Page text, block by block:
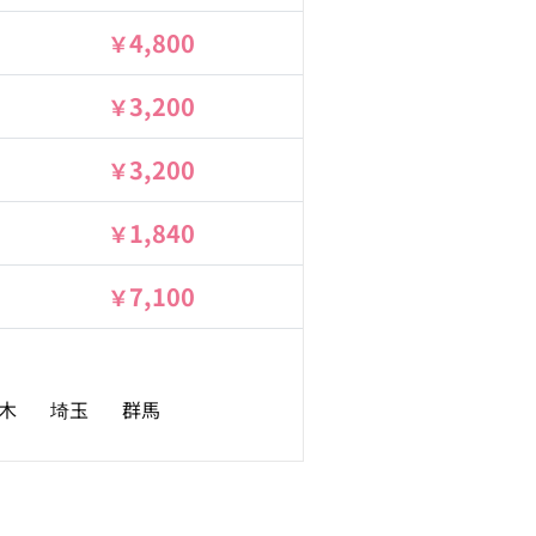
4,800
3,200
3,200
1,840
7,100
埼玉 群馬